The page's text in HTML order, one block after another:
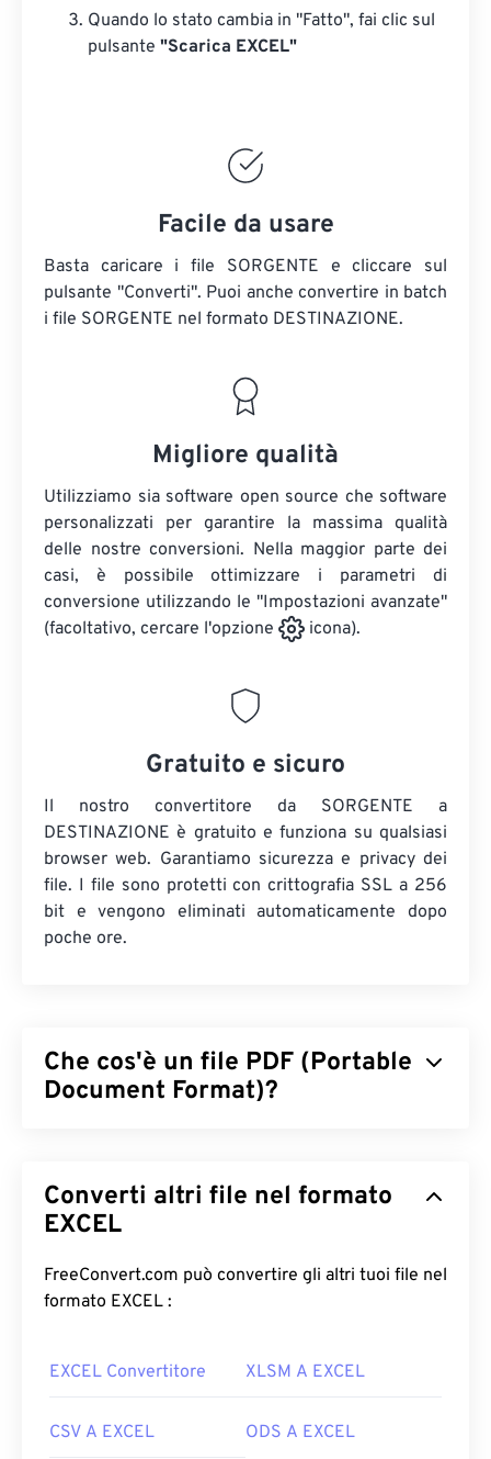
Quando lo stato cambia in "Fatto", fai clic sul
pulsante "Scarica EXCEL"
Facile da usare
Basta caricare i file SORGENTE e cliccare sul
pulsante "Converti". Puoi anche convertire in batch
i file SORGENTE nel formato DESTINAZIONE.
Migliore qualità
Utilizziamo sia software open source che software
personalizzati per garantire la massima qualità
delle nostre conversioni. Nella maggior parte dei
casi, è possibile ottimizzare i parametri di
conversione utilizzando le "Impostazioni avanzate"
(facoltativo, cercare l'opzione
icona).
Gratuito e sicuro
Il nostro convertitore da SORGENTE a
DESTINAZIONE è gratuito e funziona su qualsiasi
browser web. Garantiamo sicurezza e privacy dei
file. I file sono protetti con crittografia SSL a 256
bit e vengono eliminati automaticamente dopo
poche ore.
Che cos'è un file PDF (Portable
Document Format)?
dei documenti di testo che delle immagini grafiche,
rendendolo uno dei formati di file più
PDF è così diffuso è la sua capacità di preservare la
formattazione originale del documento. I file PDF
Converti altri file nel formato
EXCEL
FreeConvert.com può convertire gli altri tuoi file nel
formato EXCEL :
EXCEL Convertitore XLSM A EXCEL
CSV A EXCEL ODS A EXCEL